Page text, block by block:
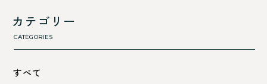
カテゴリー
CATEGORIES
すべて